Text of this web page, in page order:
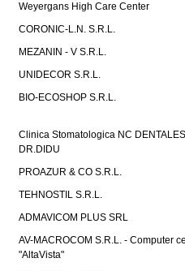
Weyergans High Care Center
CORONIC-L.N. S.R.L.
MEZANIN - V S.R.L.
UNIDECOR S.R.L.
BIO-ECOSHOP S.R.L.
Clinica Stomatologica NC DENTALES
DR.DIDU
PROAZUR & CO S.R.L.
TEHNOSTIL S.R.L.
ADMAVICOM PLUS SRL
AV-MACROCOM S.R.L. - Computer
"AltaVista"